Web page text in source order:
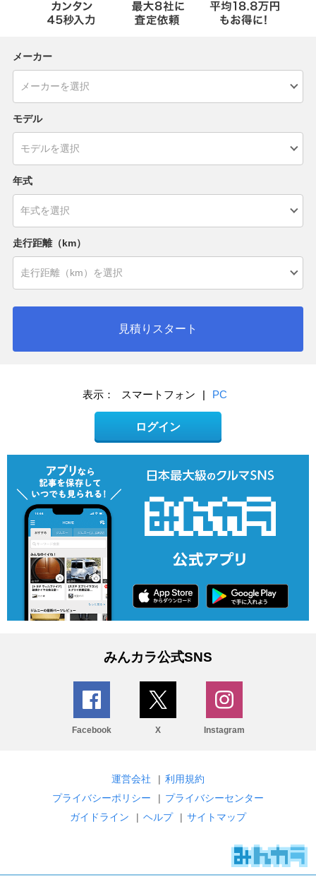
メーカー
モデル
年式
走行距離（km）
見積りスタート
表示： スマートフォン | PC
ログイン
みんカラ公式SNS
Facebook X Instagram
運営会社 | 利用規約
プライバシーポリシー
| プライバシーセンター
ガイドライン
| ヘルプ | サイトマップ